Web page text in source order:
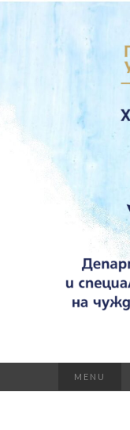
MENU